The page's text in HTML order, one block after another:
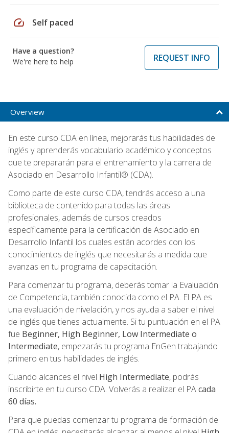
speed Self paced
Have a question?
We're here to help
REQUEST INFO
Overview
En este curso CDA en línea, mejorarás tus habilidades de
inglés y aprenderás vocabulario académico y conceptos
que te prepararán para el entrenamiento y la carrera de
Asociado en Desarrollo Infantil® (CDA).
Como parte de este curso CDA, tendrás acceso a una
biblioteca de contenido para todas las áreas
profesionales, además de cursos creados
específicamente para la certificación de Asociado en
Desarrollo Infantil los cuales están acordes con los
conocimientos de inglés que necesitarás a medida que
avanzas en tu programa de capacitación.
Para comenzar tu programa, deberás tomar la Evaluación
de Competencia, también conocida como el PA. El PA es
una evaluación de nivelación, y nos ayuda a saber el nivel
de inglés que tienes actualmente. Si tu puntuación en el PA
fue Beginner, High Beginner, Low Intermediate o
Intermediate, empezarás tu programa EnGen trabajando
primero en tus habilidades de inglés.
Cuando alcances el nivel High Intermediate, podrás
inscribirte en tu curso CDA. Volverás a realizar el PAcada
60 días.
Para que puedas comenzar tu programa de formación de